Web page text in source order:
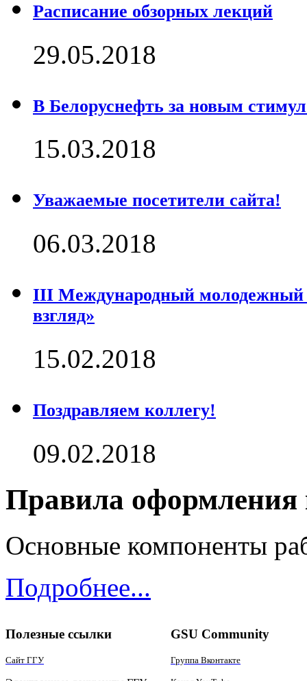
Расписание обзорных лекций
29.05.2018
В Белоруснефть за новым
15.03.2018
Уважаемые посетители сайта!
06.03.2018
III Международный молодежный
взгляд»
15.02.2018
Поздравляем коллегу!
09.02.2018
Правила оформления
Основные компоненты
Подробнее...
Полезные ссылки
Сайт ГГУ
GSU Community
Группа Вконтакте